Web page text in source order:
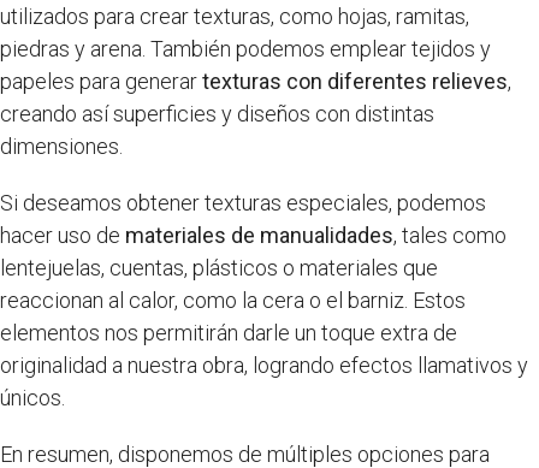
utilizados para crear texturas, como hojas, ramitas,
piedras y arena. También podemos emplear tejidos y
papeles para generartexturas con diferentes relieves,
creando así superficies y diseños con distintas
dimensiones.
Si deseamos obtener texturas especiales, podemos
hacer uso de materiales de manualidades, tales como
lentejuelas, cuentas, plásticos o materiales que
reaccionan al calor, como la cera o el barniz. Estos
elementos nos permitirán darle un toque extra de
originalidad a nuestra obra, logrando efectos llamativos y
únicos.
En resumen, disponemos de múltiples opciones para